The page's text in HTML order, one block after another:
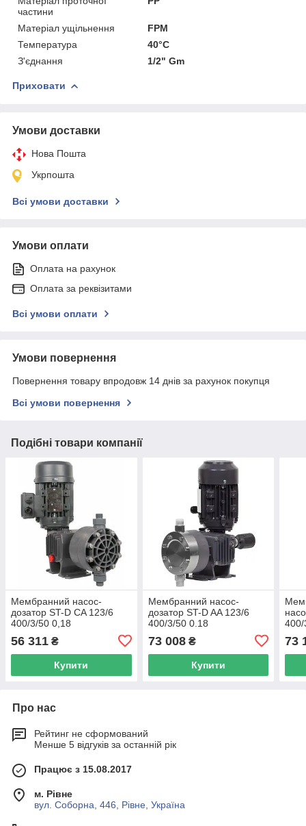
частини
Матеріал ущільнення
FPM
Температура
40°C
З'єднання
1/2" Gm
Приховати
Умови доставки
Нова Пошта
Укрпошта
Всі умови доставки
Умови оплати
Оплата на рахунок
Оплата за реквізитами
Всі умови оплати
Умови повернення
Повернення товару впродовж 14 днів за рахунок покупця
Всі умови повернення
Подібні товари компанії
Мембранний насос-
дозатор ST-D CA 123/6
400/3/50 0,18
56 311 ₴
Купити
Мембранний насос-
дозатор ST-D AA 123/6
400/3/50 0.18
73 008₴
Купити
73
Про нас
Рейтинг не сформований
Менше 5 відгуків за останній рік
Працює з 15.08.2017
м. Рівне
вул. Соборна, 446, Рівне, Україна